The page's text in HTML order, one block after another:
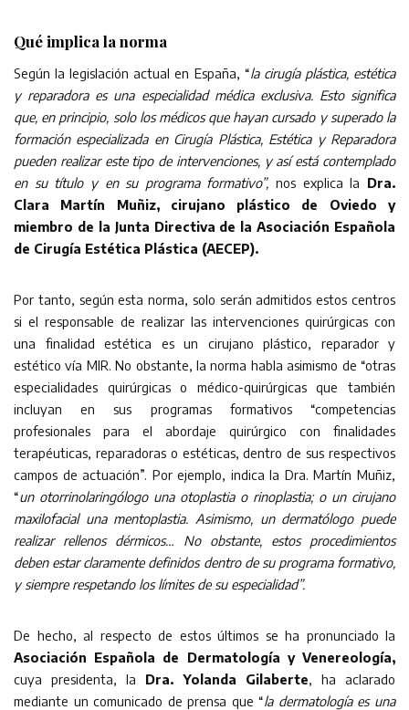
Qué implica la norma
Según la legislación actual en España, “la cirugía plástica, estética
y reparadora es una especialidad médica exclusiva. Esto significa
que, en principio, solo los médicos que hayan cursado y superado la
formación especializada en Cirugía Plástica, Estética y Reparadora
pueden realizar este tipo de intervenciones, y así está contemplado
en su título y en su programa formativo”, nos explica la Dra.
Clara Martín Muñiz, cirujano plástico de Oviedo y
miembro de la Junta Directiva de la Asociación Española
de Cirugía Estética Plástica (AECEP).
Por tanto, según esta norma, solo serán admitidos estos centros
si el responsable de realizar las intervenciones quirúrgicas con
una finalidad estética es un cirujano plástico, reparador y
estético vía MIR. No obstante, la norma habla asimismo de “otras
especialidades quirúrgicas o médico-quirúrgicas que también
incluyan en sus programas formativos “competencias
profesionales para el abordaje quirúrgico con finalidades
terapéuticas, reparadoras o estéticas, dentro de sus respectivos
campos de actuación”. Por ejemplo, indica la Dra. Martín Muñiz,
“un otorrinolaringólogo una otoplastia o rinoplastia; o un cirujano
maxilofacial una mentoplastia. Asimismo, un dermatólogo puede
realizar rellenos dérmicos… No obstante, estos procedimientos
deben estar claramente definidos dentro de su programa formativo,
y siempre respetando los límites de su especialidad”.
De hecho, al respecto de estos últimos se ha pronunciado la
Asociación Española de Dermatología y Venereología,
cuya presidenta, la Dra. Yolanda Gilaberte, ha aclarado
mediante un comunicado de prensa que “la dermatología es una